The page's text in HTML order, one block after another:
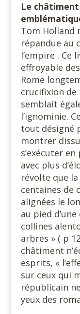
Le
Tom Holland
répandue au
l’empire . Ce
effroyable
Rome
crucifixion de
semblait
l’ignominie.
tout désigné
montrer
s’exécuter
avec plus
révolte que
centaines de
alignées le
au pied
collines
arbres » ( p
châtiment
esprits, «
sur ceux qui
républicain
yeux des